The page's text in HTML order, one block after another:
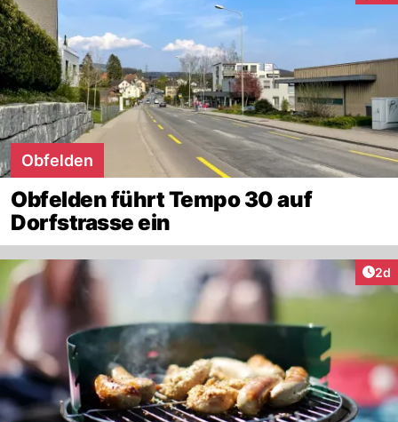
Obfelden
Obfelden führt Tempo 30 auf
Dorfstrasse ein
2d